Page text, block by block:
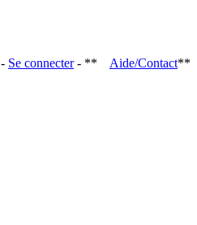
- Se connecter- ** Aide/Contact**